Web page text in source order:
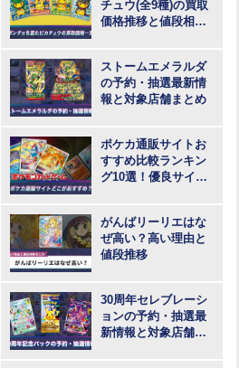
チュウ(全9種)の買取
価格推移と値段相
ストームエメラルダ
の予約・抽選最新情
報と対象店舗まとめ
ポケカ通販サイトお
すすめ比較ランキン
グ10選！優良サイト
がんばリーリエはな
ぜ高い？高い理由と
値段推移
30周年セレブレーシ
ョンの予約・抽選最
新情報と対象店舗ま